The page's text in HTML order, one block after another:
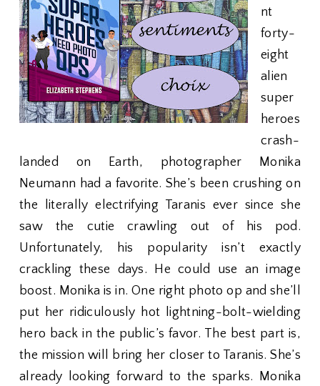
nt
forty-
eight
alien
super
heroes
crash-
landed on Earth, photographer Monika
Neumann had a favorite. She’s been crushing on
the literally electrifying Taranis ever since she
saw the cutie crawling out of his pod.
Unfortunately, his popularity isn’t exactly
crackling these days. He could use an image
boost. Monika is in. One right photo op and she’ll
put her ridiculously hot lightning-bolt-wielding
hero back in the public’s favor. The best part is,
the mission will bring her closer to Taranis. She’s
already looking forward to the sparks. Monika